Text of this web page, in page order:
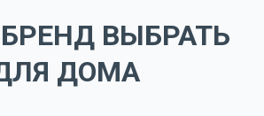
ВЫБРАТЬ
ДОМА